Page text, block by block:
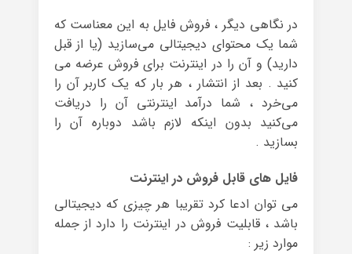
در نگاهی دیگر ، فروش فایل به این معناست که
شما یک محتوای دیجیتالی می‌سازید (یا از قبل
دارید) و آن را در اینترنت برای فروش عرضه می
کنید . بعد از انتشار ، هر بار که یک کاربر آن را
می‌خرد ، شما درآمد اینترنتی آن را دریافت
می‌کنید بدون اینکه لازم باشد دوباره آن را
بسازید .
فایل های قابل فروش در اینترنت
می توان ادعا کرد تقریبا هر چیزی که دیجیتالی
باشد ، قابلیت فروش در اینترنت را دارد از جمله
موارد زیر :